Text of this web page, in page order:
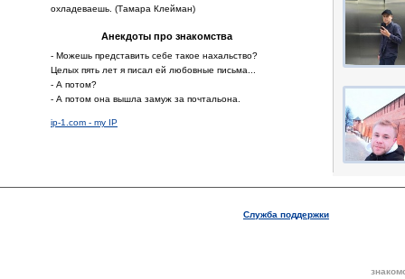
охладеваешь. (Тамара Клейман)
Анекдоты про знакомства
- Можешь представить себе такое нахальство?
Целых пять лет я писал ей любовные письма...
- А потом?
- А потом она вышла замуж за почтальона.
ip-1.com - my IP
Служба поддержки